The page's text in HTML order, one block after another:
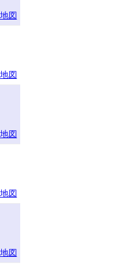
地図
地図
地図
地図
地図